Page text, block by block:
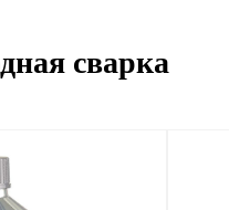
сварка